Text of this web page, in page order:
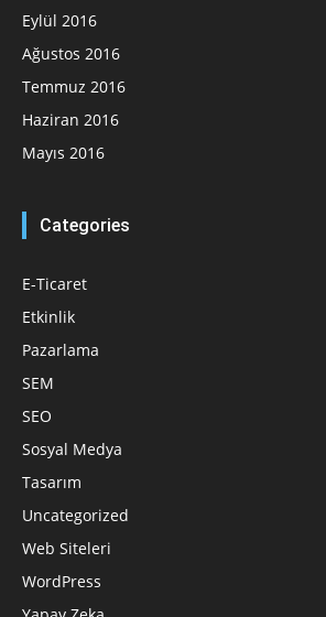
Eylül 2016
Ağustos 2016
Temmuz 2016
Haziran 2016
Mayıs 2016
Categories
E-Ticaret
Etkinlik
Pazarlama
SEM
SEO
Sosyal Medya
Tasarım
Uncategorized
Web Siteleri
WordPress